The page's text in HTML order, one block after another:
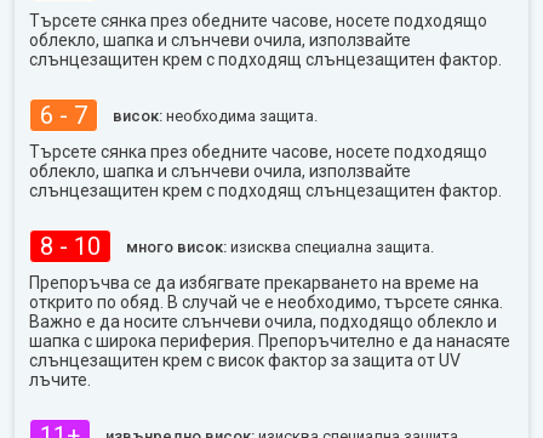
Търсете сянка през обедните часове, носете подходящо
облекло, шапка и слънчеви очила, използвайте
слънцезащитен крем с подходящ слънцезащитен фактор.
6 - 7 висок: необходима защита.
Търсете сянка през обедните часове, носете подходящо
облекло, шапка и слънчеви очила, използвайте
слънцезащитен крем с подходящ слънцезащитен фактор.
8 - 10 много висок: изисква специална защита.
Препоръчва се да избягвате прекарването на време на
открито по обяд. В случай че е необходимо, търсете сянка.
Важно е да носите слънчеви очила, подходящо облекло и
шапка с широка периферия. Препоръчително е да нанасяте
слънцезащитен крем с висок фактор за защита от UV
лъчите.